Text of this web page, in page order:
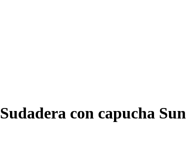
Sudadera con capucha Sun